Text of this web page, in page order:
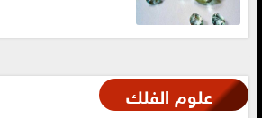
علوم الفلك